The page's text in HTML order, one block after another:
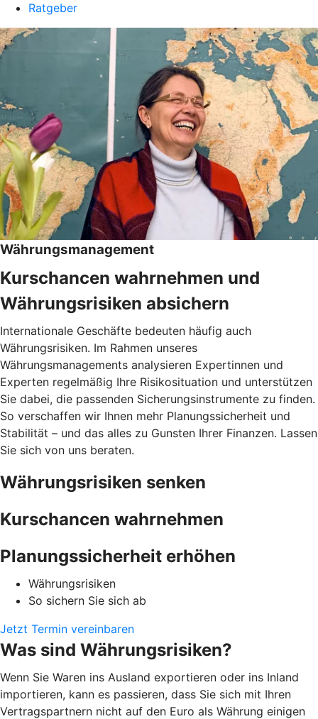
Ratgeber
Währungsmanagement
Kurschancen wahrnehmen und
Währungsrisiken absichern
Internationale Geschäfte bedeuten häufig auch
Währungsrisiken. Im Rahmen unseres
Währungsmanagements analysieren Expertinnen und
Experten regelmäßig Ihre Risikosituation und unterstützen
Sie dabei, die passenden Sicherungsinstrumente zu finden.
So verschaffen wir Ihnen mehr Planungssicherheit und
Stabilität – und das alles zu Gunsten Ihrer Finanzen. Lassen
Sie sich von uns beraten.
Währungsrisiken senken
Kurschancen wahrnehmen
Planungssicherheit erhöhen
Währungsrisiken
So sichern Sie sich ab
Jetzt Termin vereinbaren
Was sind Währungsrisiken?
Wenn Sie Waren ins Ausland exportieren oder ins Inland
importieren, kann es passieren, dass Sie sich mit Ihren
Vertragspartnern nicht auf den Euro als Währung einigen